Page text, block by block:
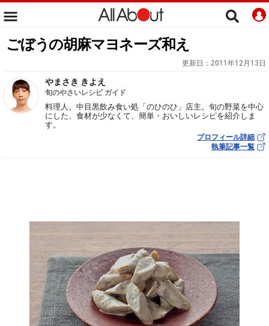
ごぼうの胡麻マヨネーズ和え
更新日： 2011年12月13日
やまさき きよえ
旬のやさいレシピ ガイド
料理人。中目黒飲み食い処「のひのひ」店主。旬の野菜を中心
にした、食材が少なくて、簡単・おいしいレシピを紹介しま
す。
プロフィール詳細
執筆記事一覧